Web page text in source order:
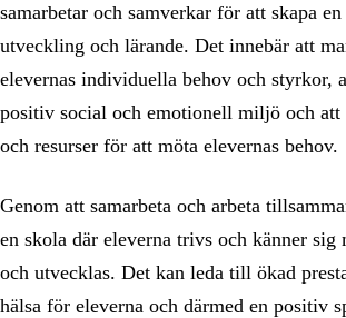
samarbetar och samverkar för att skapa
utveckling och lärande. Det innebär att
elevernas individuella behov och styrkor,
positiv social och emotionell miljö och att
och resurser för att möta elevernas behov.
Genom att samarbeta och arbeta
en skola där eleverna trivs och känner sig
och utvecklas. Det kan leda till ökad
hälsa för eleverna och därmed en positiv